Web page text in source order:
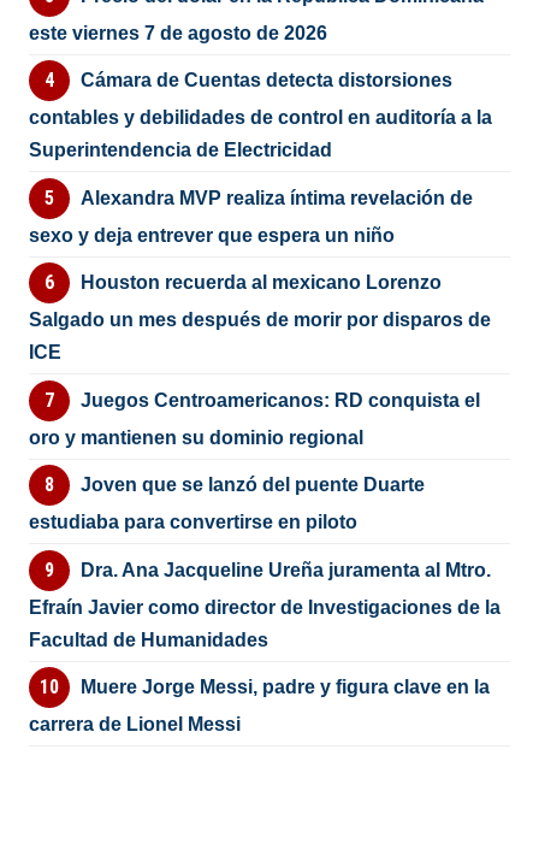
este viernes 7 de agosto de 2026
Cámara de Cuentas detecta distorsiones
contables y debilidades de control en auditoría a la
Superintendencia de Electricidad
Alexandra MVP realiza íntima revelación de
sexo y deja entrever que espera un niño
Houston recuerda al mexicano Lorenzo
Salgado un mes después de morir por disparos de
ICE
Juegos Centroamericanos: RD conquista el
oro y mantienen su dominio regional
Joven que se lanzó del puente Duarte
estudiaba para convertirse en piloto
Dra. Ana Jacqueline Ureña juramenta al Mtro.
Efraín Javier como director de Investigaciones de la
Facultad de Humanidades
Muere Jorge Messi, padre y figura clave en la
carrera de Lionel Messi